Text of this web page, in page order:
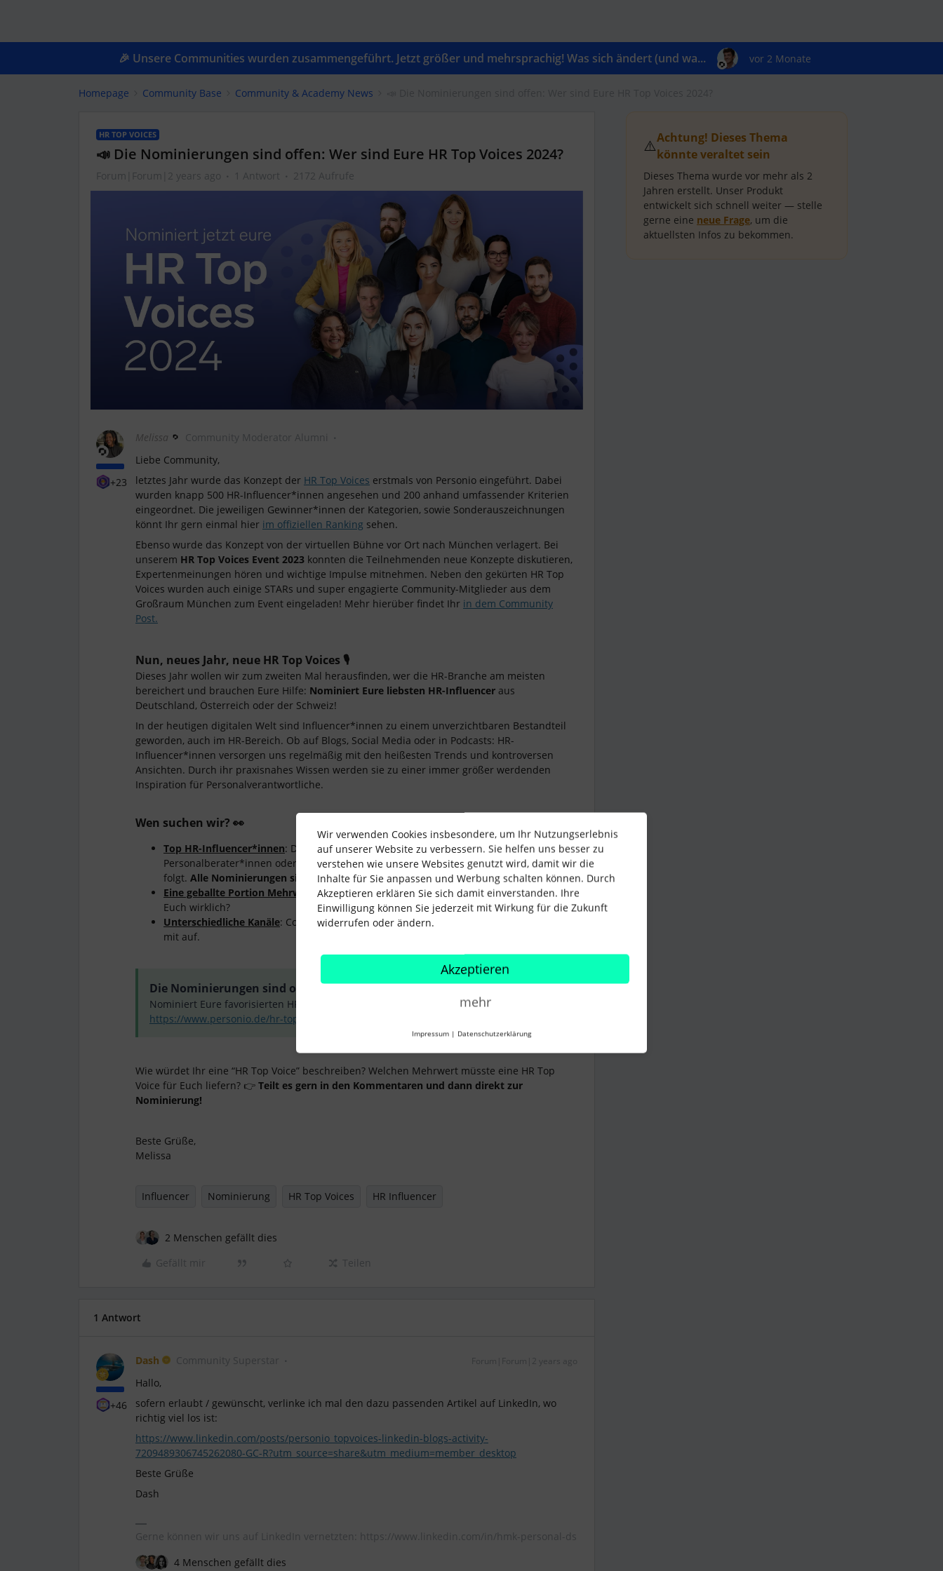
🎉 Unsere Communities wurden zusammengeführt. Jetzt größer und mehrsprachig! Was sich ändert (und wa... vor 2 Monate
Homepage Community Base Community & Academy News
HR TOP VOICES
📣 Die Nominierungen sind offen: Wer sind Eure HR Top Voices 2024?
Forum|Forum|2 years ago 1 Antwort 2172 Aufrufe
+23
Melissa
Community Moderator Alumni
Liebe Community,
letztes Jahr wurde das Konzept der HR Top Voices erstmals von Personio eingeführt. Dabei
wurden knapp 500 HR-Influencer*innen angesehen und 200 anhand umfassender Kriterien
eingeordnet. Die jeweiligen Gewinner*innen der Kategorien, sowie Sonderauszeichnungen
könnt Ihr gern einmal hier im offiziellen Ranking sehen.
Ebenso wurde das Konzept von der virtuellen Bühne vor Ort nach München verlagert. Bei
unserem HR Top Voices Event 2023 konnten die Teilnehmenden neue Konzepte diskutieren,
Expertenmeinungen hören und wichtige Impulse mitnehmen. Neben den gekürten HR Top
Voices wurden auch einige STARs und super engagierte Community-Mitglieder aus dem
Großraum München zum Event eingeladen! Mehr hierüber findet Ihr in dem Community
Post.
Nun, neues Jahr, neue HR Top Voices 🎙️
Dieses Jahr wollen wir zum zweiten Mal herausfinden, wer die HR-Branche am meisten
bereichert und brauchen Eure Hilfe: Nominiert Eure liebsten HR-Influencer aus
Deutschland, Österreich oder der Schweiz!
In der heutigen digitalen Welt sind Influencer*innen zu einem unverzichtbaren Bestandteil
geworden, auch im HR-Bereich. Ob auf Blogs, Social Media oder in Podcasts: HR-
Influencer*innen versorgen uns regelmäßig mit den heißesten Trends und kontroversen
Ansichten. Durch ihr praxisnahes Wissen werden sie zu einer immer größer werdenden
Inspiration für Personalverantwortliche.
Wen suchen wir? 👀
Top HR-Influencer*innen: Das könnt Ihr selbst, Eure HR-Kolleg*innen sein,
Personalberater*innen oder einfach spannende HR-Persönlichkeiten, denen Ihr gerne
folgt. Alle Nominierungen sind willkommen!
Eine geballte Portion Mehrwert
: Beständig posten ist das eine, aber wer inspiriert
Euch wirklich?
Unterschiedliche Kanäle: Community, LinkedIn, Blogs oder Podcasts – wir nehmen alle
mit auf.
Die Nominierungen sind offen 📣
Nominiert Eure favorisierten HR Top Voices 2024 mit ein paar wenigen Klicks hier:
https://www.personio.de/hr-top-voices/
Wie würdet Ihr eine “HR Top Voice” beschreiben? Welchen Mehrwert müsste eine HR Top
Voice für Euch liefern? 👉 Teilt es gern in den Kommentaren und dann direkt zur
Nominierung!
Beste Grüße,
Melissa
Influencer Nominierung HR Top Voices HR Influencer
2 Menschen gefällt dies
Gefällt mir
Teilen
1 Antwort
+46
Dash Community Superstar Forum|Forum|2 years ago
Hallo,
sofern erlaubt / gewünscht, verlinke ich mal den dazu passenden Artikel auf LinkedIn, wo
richtig viel los ist:
https://www.linkedin.com/posts/personio_topvoices-linkedin-blogs-activity-
7209489306745262080-GC-R?utm_source=share&utm_medium=member_desktop
Beste Grüße
Dash
Gerne können wir uns auf LinkedIn vernetzten: https://www.linkedin.com/in/hmk-personal-ds
4 Menschen gefällt dies
⚠️Achtung! Dieses Thema
könnte veraltet sein
Dieses Thema wurde vor mehr als 2
Jahren erstellt. Unser Produkt
entwickelt sich schnell weiter — stelle
gerne eine neue Frage, um die
aktuellsten Infos zu bekommen.
Wir verwenden Cookies insbesondere, um Ihr Nutzungserlebnis
auf unserer Website zu verbessern. Sie helfen uns besser zu
verstehen wie unsere Websites genutzt wird, damit wir die
Inhalte für Sie anpassen und Werbung schalten können. Durch
Akzeptieren erklären Sie sich damit einverstanden. Ihre
Einwilligung können Sie jederzeit mit Wirkung für die Zukunft
widerrufen oder ändern.
Akzeptieren
mehr
Impressum | Datenschutzerklärung